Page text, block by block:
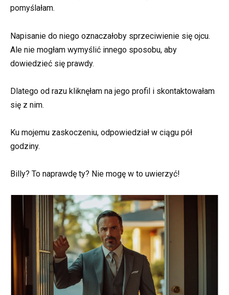
pomyślałam.
Napisanie do niego oznaczałoby sprzeciwienie się ojcu.
Ale nie mogłam wymyślić innego sposobu, aby
dowiedzieć się prawdy.
Dlatego od razu kliknęłam na jego profil i skontaktowałam
się z nim.
Ku mojemu zaskoczeniu, odpowiedział w ciągu pół
godziny.
Billy? To naprawdę ty? Nie mogę w to uwierzyć!